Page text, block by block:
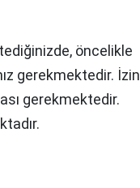
öncelikle
gerekmektedir. İzin
gerekmektedir.